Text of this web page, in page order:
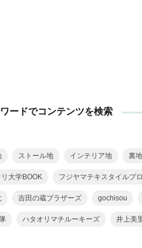
ードでコンテンツを検索
ストール地 インテリア地 裏地
大学BOOK フジヤマテキスタイルプ
吉田の蔵ブラザーズ gochisou
ハタオリマチルーキーズ 井上美